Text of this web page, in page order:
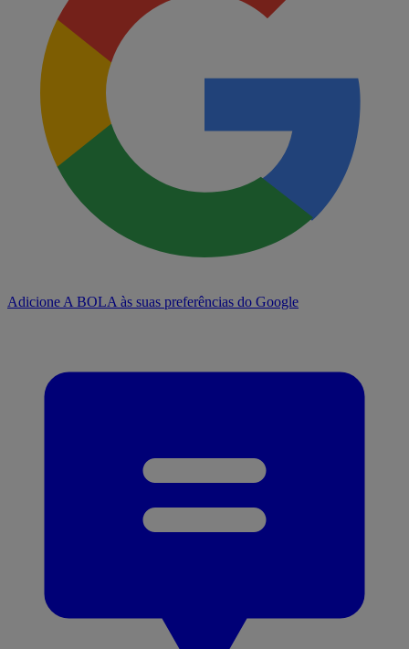
Adicione A BOLA às suas preferências do Google